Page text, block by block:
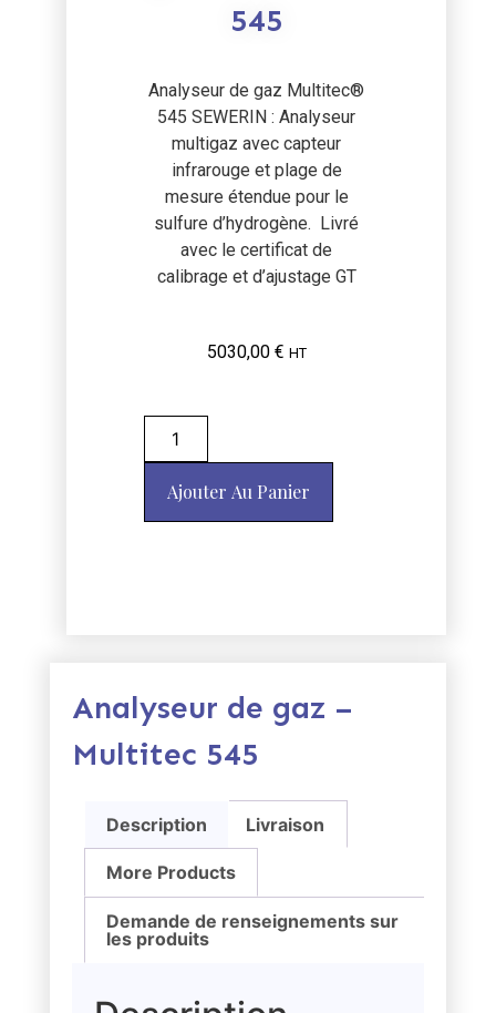
545
Analyseur de gaz Multitec®
545 SEWERIN : Analyseur
multigaz avec capteur
infrarouge et plage de
mesure étendue pour le
sulfure d’hydrogène. Livré
avec le certificat de
calibrage et d’ajustage GT
5030,00 € HT
Ajouter Au Panier
Analyseur de gaz –
Multitec 545
Description Livraison
More Products
Demande de renseignements sur
les produits